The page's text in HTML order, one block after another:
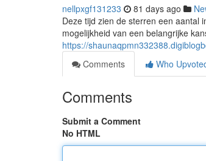
nellpxgf131233 81 days ago
Deze tijd zien de sterren een aantal
mogelijkheid van een belangrijke
https://
Comments
Who
Comments
Submit a Comment
No HTML